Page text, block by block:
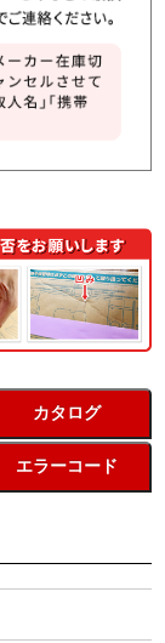
カタログ
エラーコード